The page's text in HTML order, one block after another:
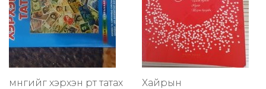
мөнгийг хэрхэн өөртөө татах
Хайрын